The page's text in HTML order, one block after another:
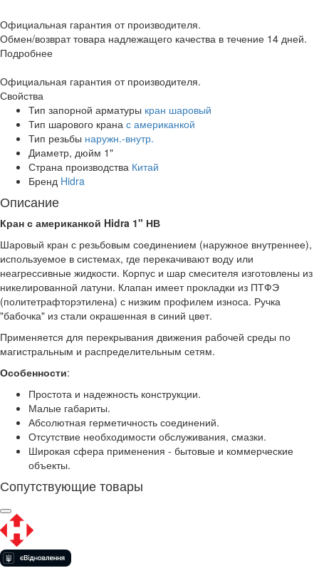
Официальная гарантия от производителя.
Обмен/возврат товара надлежащего качества в течение 14 дней.
Подробнее
Официальная гарантия от производителя.
Свойства
Тип запорной арматуры кран шаровый
Тип шарового крана с американкой
Тип резьбы наружн.-внутр.
Диаметр, дюйм 1"
Страна производства Китай
Бренд Hidra
Описание
Кран с американкой Hidra 1" НВ
Шаровый кран с резьбовым соединением (наружное внутреннее),
используемое в системах, где перекачивают воду или
неагрессивные жидкости. Корпус и шар смесителя изготовлены из
никелированной латуни. Клапан имеет прокладки из ПТФЭ
(политетрафторэтилена) с низким профилем износа. Ручка
"бабочка" из стали окрашенная в синий цвет.
Применяется для перекрывания движения рабочей среды по
магистральным и распределительным сетям.
Особенности:
Простота и надежность конструкции.
Малые габариты.
Абсолютная герметичность соединений.
Отсутствие необходимости обслуживания, смазки.
Широкая сфера применения - бытовые и коммерческие
объекты.
Сопутствующие товары